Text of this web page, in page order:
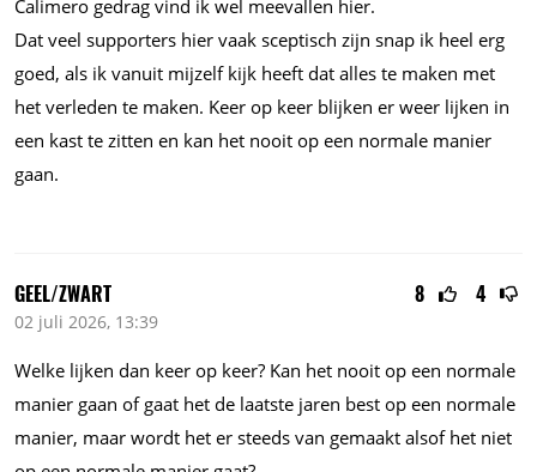
Calimero gedrag vind ik wel meevallen hier.
Dat veel supporters hier vaak sceptisch zijn snap ik heel erg
goed, als ik vanuit mijzelf kijk heeft dat alles te maken met
het verleden te maken. Keer op keer blijken er weer lijken in
een kast te zitten en kan het nooit op een normale manier
gaan.
8 4
GEEL/ZWART
02 juli 2026, 13:39
Welke lijken dan keer op keer? Kan het nooit op een normale
manier gaan of gaat het de laatste jaren best op een normale
manier, maar wordt het er steeds van gemaakt alsof het niet